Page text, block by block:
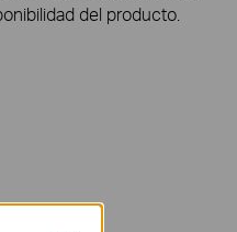
del producto.